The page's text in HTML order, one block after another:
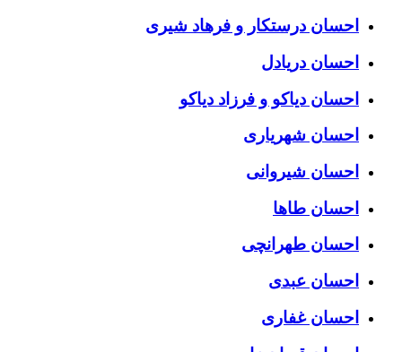
احسان درستكار و فرهاد شيرى
احسان دریادل
احسان دیاکو و فرزاد دیاکو
احسان شهریاری
احسان شیروانی
احسان طاها
احسان طهرانچی
احسان عبدی
احسان غفاری